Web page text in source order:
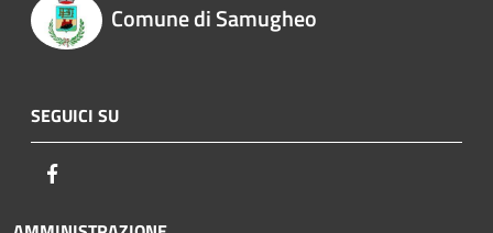
Comune di Samugheo
SEGUICI SU